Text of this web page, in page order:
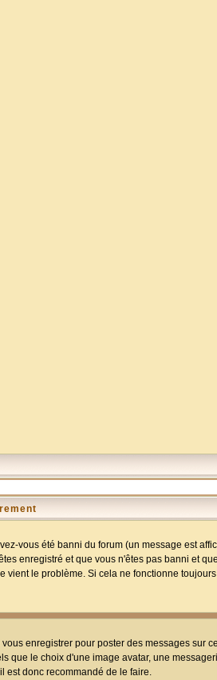
vous été banni du forum (un message est
enregistré et que vous n'êtes pas banni et
le problème. Si cela ne fonctionne
enregistrer pour poster des messages sur
que le choix d'une image avatar, une
est donc recommandé de le faire.